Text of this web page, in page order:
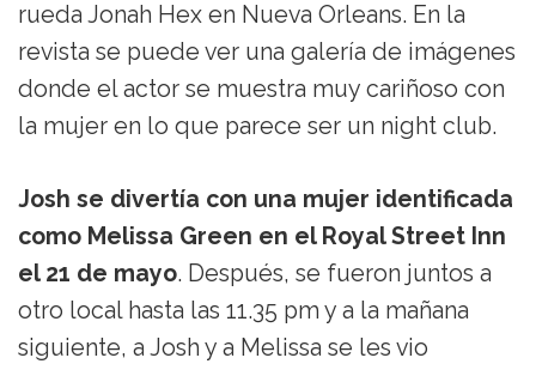
rueda Jonah Hex en Nueva Orleans. En la
revista se puede ver una galería de imágenes
donde el actor se muestra muy cariñoso con
la mujer en lo que parece ser un night club.
Josh se divertía con una mujer identificada
como Melissa Green en el Royal Street Inn
el 21 de mayo. Después, se fueron juntos a
otro local hasta las 11.35 pm y a la mañana
siguiente, a Josh y a Melissa se les vio